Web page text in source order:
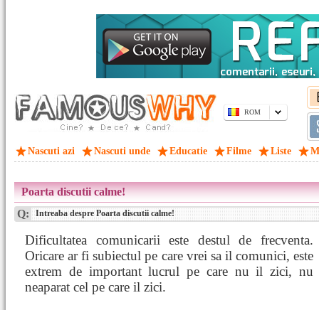
ROM
Nascuti azi Nascuti unde Educatie Filme Liste
Poarta discutii calme!
Q: Intreaba despre Poarta discutii calme!
Dificultatea comunicarii este destul de frecventa.
Oricare ar fi subiectul pe care vrei sa il comunici, este
extrem de important lucrul pe care nu il zici, nu
neaparat cel pe care il zici.